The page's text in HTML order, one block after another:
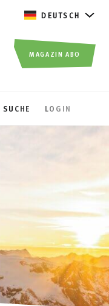
DEUTSCH
SUCHE LOGIN
MAGAZIN ABO